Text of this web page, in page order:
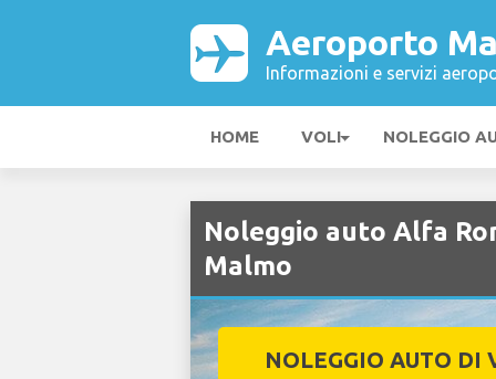
Aeroporto
Informazioni e servizi
HOME VOLI NOLEGGIO
Noleggio auto Alfa
Malmo
NOLEGGIO AUTO DI